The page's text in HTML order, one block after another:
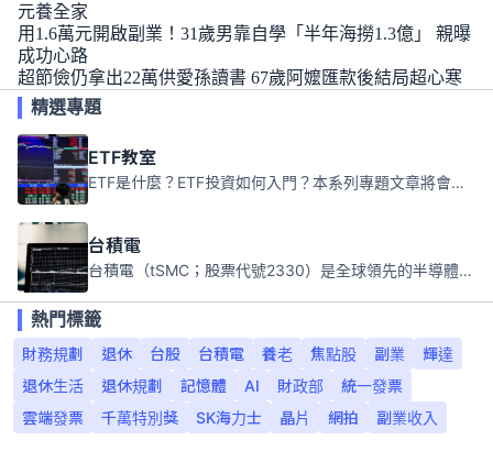
元養全家
用1.6萬元開啟副業！31歲男靠自學「半年海撈1.3億」 親曝
成功心路
超節儉仍拿出22萬供愛孫讀書 67歲阿嬤匯款後結局超心寒
精選專題
ETF教室
ETF是什麼？ETF投資如何入門？本系列專題文章將會告訴你新手必須知道的ETF基礎知識。
台積電
台積電（tSMC；股票代號2330）是全球領先的半導體代工公司，成立於1987年，總部位於台灣新竹。且已於美國、日本、德國及中國設廠，台積電是全球首家專業積體電路製造服務公司，也是全球最先進和最大規模的半導體代工廠。
熱門標籤
財務規劃
退休 台股 台積電 養老 焦點股 副業
輝達
退休生活
退休規劃 記憶體 AI 財政部
統一發票
雲端發票
千萬特別獎 SK海力士 晶片 網拍 副業收入